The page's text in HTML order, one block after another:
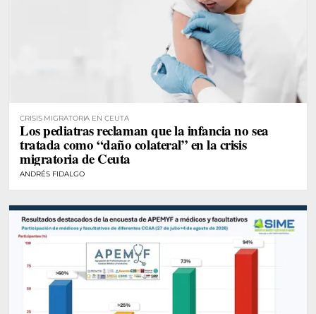
CRISIS MIGRATORIA EN CEUTA
Los pediatras reclaman que la infancia no sea
tratada como “daño colateral” en la crisis
migratoria de Ceuta
ANDRÉS FIDALGO